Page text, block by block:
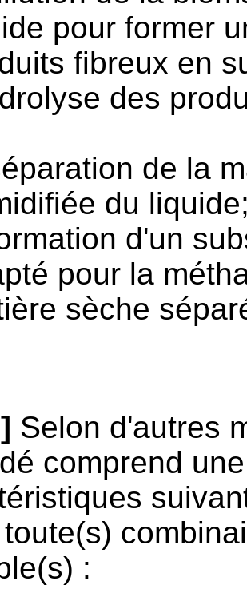
pour former
fibreux en
des
de la
du
d'un
pour la
sèche
Selon d'autres
comprend
: